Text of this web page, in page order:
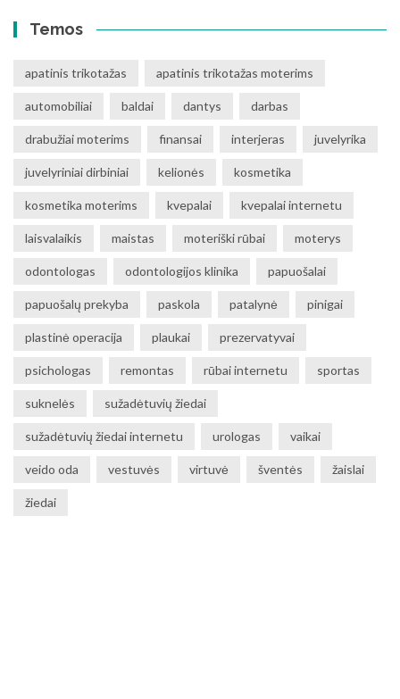
Temos
apatinis trikotažas apatinis trikotažas moterims
automobiliai baldai dantys darbas
drabužiai moterims finansai interjeras juvelyrika
juvelyriniai dirbiniai kelionės kosmetika
kosmetika moterims kvepalai kvepalai internetu
laisvalaikis maistas moteriški rūbai moterys
odontologas odontologijos klinika papuošalai
papuošalų prekyba paskola patalynė pinigai
plastinė operacija plaukai prezervatyvai
psichologas remontas rūbai internetu sportas
suknelės sužadėtuvių žiedai
sužadėtuvių žiedai internetu urologas vaikai
veido oda vestuvės virtuvė šventės žaislai
žiedai